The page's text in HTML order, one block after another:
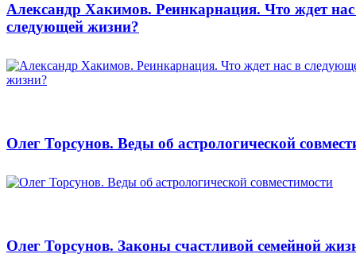
Александр Хакимов. Реинкарнация. Что ждет
следующей жизни?
Олег Торсунов. Веды об астрологической
Олег Торсунов. Законы счастливой семейной